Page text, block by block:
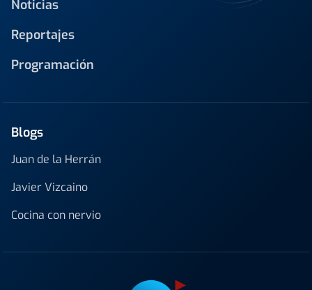
Noticias
Reportajes
Programación
Blogs
Juan de la Herrán
Javier Vizcaino
Cocina con nervio